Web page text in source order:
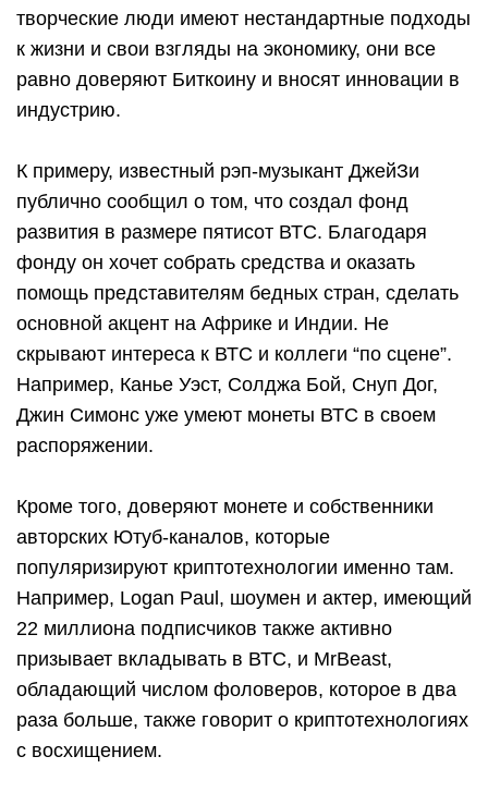
творческие люди имеют нестандартные подходы
к жизни и свои взгляды на экономику, они все
равно доверяют Биткоину и вносят инновации в
индустрию.
К примеру, известный рэп-музыкант ДжейЗи
публично сообщил о том, что создал фонд
развития в размере пятисот ВТС. Благодаря
фонду он хочет собрать средства и оказать
помощь представителям бедных стран, сделать
основной акцент на Африке и Индии. Не
скрывают интереса к ВТС и коллеги “по сцене”.
Например, Канье Уэст, Солджа Бой, Снуп Дог,
Джин Симонс уже умеют монеты ВТС в своем
распоряжении.
Кроме того, доверяют монете и собственники
авторских Ютуб-каналов, которые
популяризируют криптотехнологии именно там.
Например, Logan Paul, шоумен и актер, имеющий
22 миллиона подписчиков также активно
призывает вкладывать в ВТС, и MrBeast,
обладающий числом фоловеров, которое в два
раза больше, также говорит о криптотехнологиях
с восхищением.